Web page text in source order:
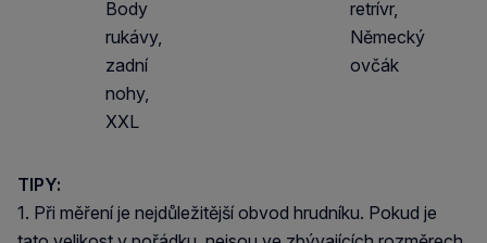
Body
rukávy,
zadní
nohy,
XXL
retrívr,
Německý
ovčák
TIPY:
1. Při měření je nejdůležitější obvod hrudníku. Pokud je